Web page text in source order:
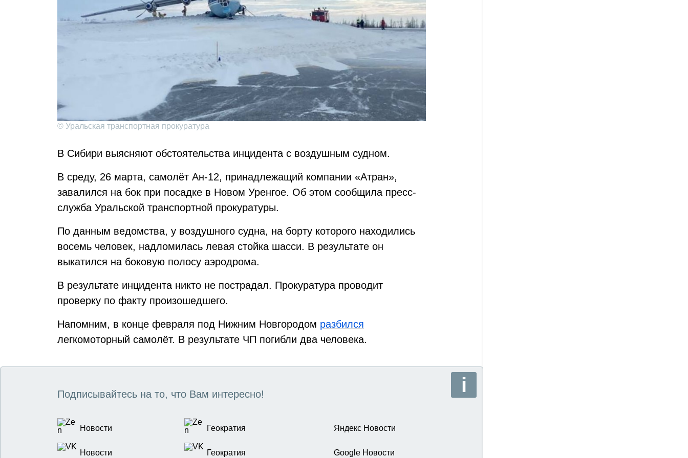
© Уральская транспортная прокуратура
В Сибири выясняют обстоятельства инцидента с воздушным судном.
В среду, 26 марта, самолёт Ан-12, принадлежащий компании «Атран»,
завалился на бок при посадке в Новом Уренгое. Об этом сообщила пресс-
служба Уральской транспортной прокуратуры.
По данным ведомства, у воздушного судна, на борту которого находились
восемь человек, надломилась левая стойка шасси. В результате он
выкатился на боковую полосу аэродрома.
В результате инцидента никто не пострадал. Прокуратура проводит
проверку по факту произошедшего.
Напомним, в конце февраля под Нижним Новгородом разбился
легкомоторный самолёт. В результате ЧП погибли два человека.
Подписывайтесь на то, что Вам интересно!
Новости Геократия Яндекс Новости
Новости Геократия Google Новости